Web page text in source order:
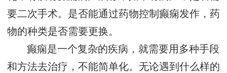
要二次手术。是否能通过药物控制癫痫发作，药
物的种类是否需要更换。
癫痫是一个复杂的疾病，就需要用多种手段
和方法去治疗，不能简单化。无论遇到什么样的